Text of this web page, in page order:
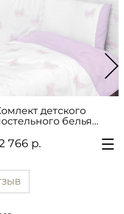
детского
белья
766 р.